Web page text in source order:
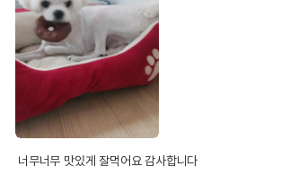
너무너무 맛있게 잘먹어요 감사합니다